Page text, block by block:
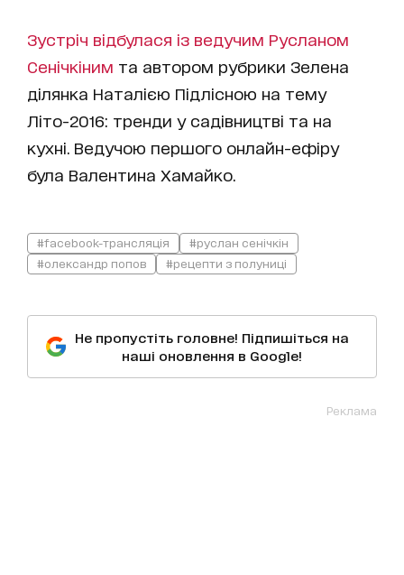
Зустріч відбулася із ведучим Русланом
Сенічкіним та автором рубрики Зелена
ділянка Наталією Підлісною на тему
Літо-2016: тренди у садівництві та на
кухні. Ведучою першого онлайн-ефіру
була Валентина Хамайко.
#facebook-трансляція
#руслан сенічкін
#олександр попов
#рецепти з полуниці
Не пропустіть головне! Підпишіться на
наші оновлення в Google!
Реклама